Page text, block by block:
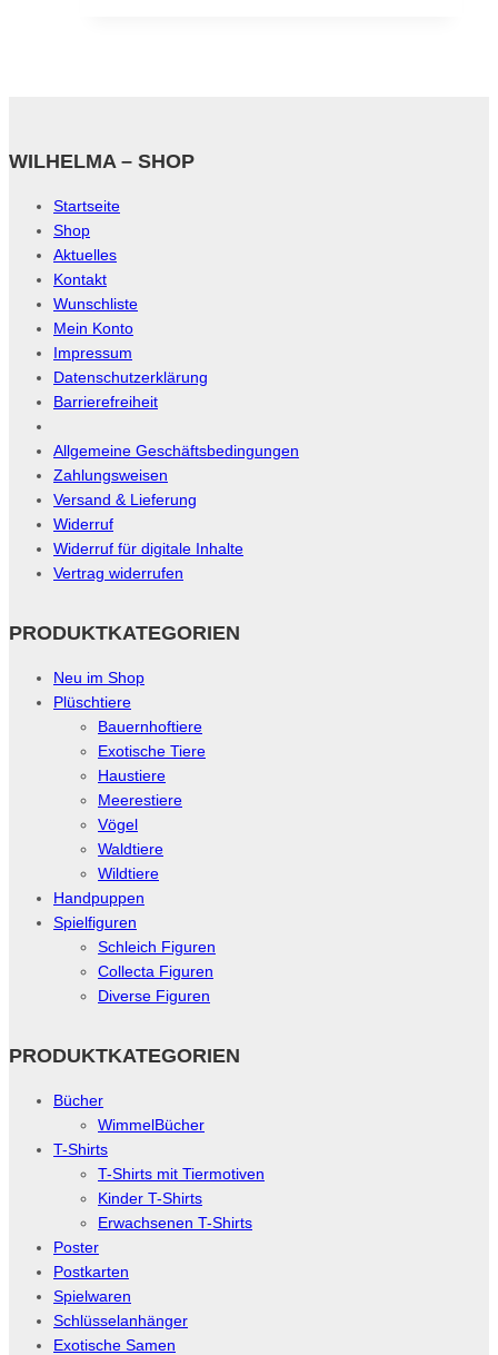
WILHELMA – SHOP
Startseite
Shop
Aktuelles
Kontakt
Wunschliste
Mein Konto
Impressum
Datenschutzerklärung
Barrierefreiheit
Allgemeine Geschäftsbedingungen
Zahlungsweisen
Versand & Lieferung
Widerruf
Widerruf für digitale Inhalte
Vertrag widerrufen
PRODUKTKATEGORIEN
Neu im Shop
Plüschtiere
Bauernhoftiere
Exotische Tiere
Haustiere
Meerestiere
Vögel
Waldtiere
Wildtiere
Handpuppen
Spielfiguren
Schleich Figuren
Collecta Figuren
Diverse Figuren
PRODUKTKATEGORIEN
Bücher
WimmelBücher
T-Shirts
T-Shirts mit Tiermotiven
Kinder T-Shirts
Erwachsenen T-Shirts
Poster
Postkarten
Spielwaren
Schlüsselanhänger
Exotische Samen